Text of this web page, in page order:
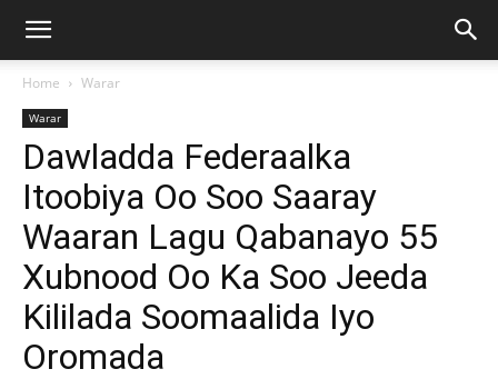
Home Warar
Warar
Dawladda Federaalka
Itoobiya Oo Soo Saaray
Waaran Lagu Qabanayo 55
Xubnood Oo Ka Soo Jeeda
Kililada Soomaalida Iyo
Oromada